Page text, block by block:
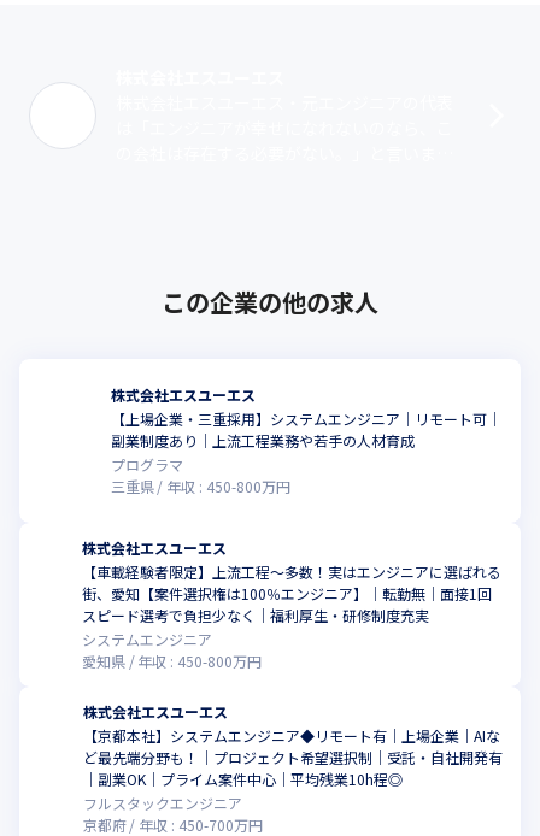
この企業の他の求人
株式会社エスユーエス
【上場企業・三重採用】システムエンジニア│リモート可│
副業制度あり│上流工程業務や若手の人材育成
プログラマ
三重県
年収 : 450-800万円
株式会社エスユーエス
【車載経験者限定】上流工程～多数！実はエンジニアに選ばれる
街、愛知【案件選択権は100％エンジニア】│転勤無│面接1回
スピード選考で負担少なく│福利厚生・研修制度充実
システムエンジニア
愛知県
年収 : 450-800万円
株式会社エスユーエス
【京都本社】システムエンジニア◆リモート有｜上場企業｜AIな
ど最先端分野も！｜プロジェクト希望選択制｜受託・自社開発有
｜副業OK｜プライム案件中心｜平均残業10h程◎
フルスタックエンジニア
京都府
年収 : 450-700万円